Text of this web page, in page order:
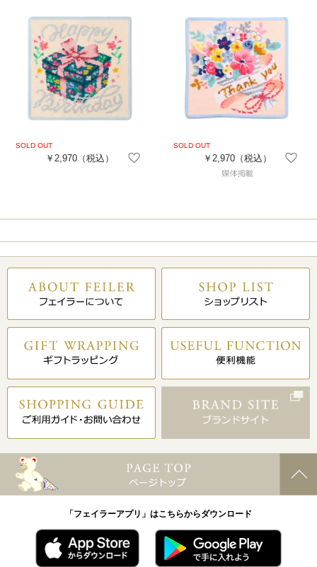
￥2,970 （税込） ￥2,970（税込）
「フェイラーアプリ」はこちらからダウンロード